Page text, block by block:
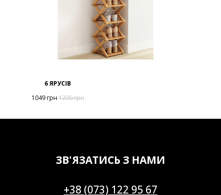
6 ЯРУСІВ
1049 грн 1200грн
ЗВ'ЯЗАТИСЬ З НАМИ
+38 (073) 122 95 67